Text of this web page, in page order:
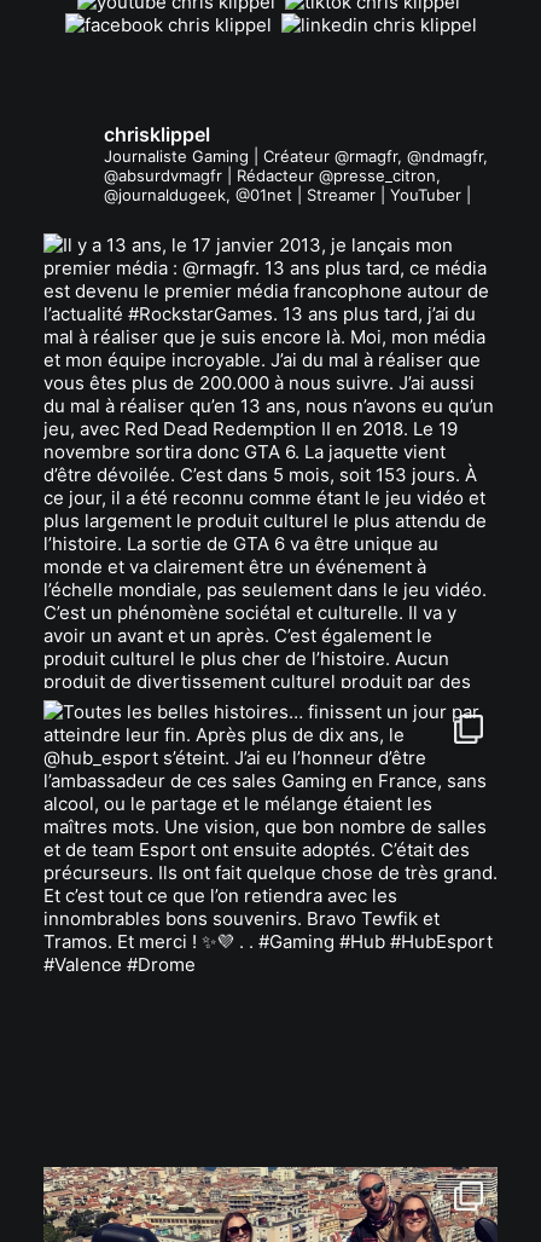
chrisklippel
Journaliste Gaming | Créateur @rmagfr, @ndmagfr,
@absurdvmagfr | Rédacteur @presse_citron,
@journaldugeek, @01net | Streamer | YouTuber |